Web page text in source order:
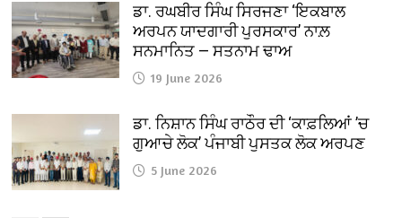
ਡਾ. ਰਘਬੀਰ ਸਿੰਘ ਸਿਰਜਣਾ ‘ਇਕਬਾਲ
ਅਰਪਨ ਯਾਦਗਾਰੀ ਪੁਰਸਕਾਰ’ ਨਾਲ਼
ਸਨਮਾਨਿਤ — ਸਤਨਾਮ ਢਾਅ
19 June 2026
ਡਾ. ਨਿਸ਼ਾਨ ਸਿੰਘ ਰਾਠੌਰ ਦੀ ‘ਕਾਫ਼ਲਿਆਂ ’ਚ
ਗੁਆਚੇ ਲੋਕ’ ਪੰਜਾਬੀ ਪੁਸਤਕ ਲੋਕ ਅਰਪਣ
5 June 2026